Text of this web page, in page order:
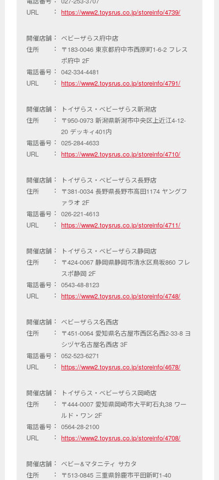
URL
https://www2.toysrus.co.jp/storeinfo/4739/
開催店舗
ベビーザらス府中店
住所
〒183-0046 東京都府中市西原町1-6-2 フレス
ポ府中 2F
電話番号
042-334-4481
URL
https://www2.toysrus.co.jp/storeinfo/4791/
開催店舗
トイザらス・ベビーザらス新潟店
住所
〒950-0973 新潟県新潟市中央区上近江4-12-
20 デッキィ401内
電話番号
025-284-4633
URL
https://www2.toysrus.co.jp/storeinfo/4710/
開催店舗
トイザらス・ベビーザらス長野店
住所
〒381-0034 長野県長野市高田1174 ヤングフ
ァラオ 2F
電話番号
026-221-4613
URL
https://www2.toysrus.co.jp/storeinfo/4711/
開催店舗
トイザらス・ベビーザらス静岡店
住所
〒424-0067 静岡県静岡市清水区鳥坂860 フレ
スポ静岡 2F
電話番号
0543-48-8123
URL
https://www2.toysrus.co.jp/storeinfo/4748/
開催店舗
ベビーザらス名西店
住所
〒451-0064 愛知県名古屋市西区名西2-33-8 ヨ
シヅヤ名古屋名西店 3F
電話番号
052-523-6271
URL
https://www2.toysrus.co.jp/storeinfo/4678/
開催店舗
トイザらス・ベビーザらス岡崎店
住所
〒444-0007 愛知県岡崎市大平町石丸38 ワー
ルド・ワン 2F
電話番号
0564-28-2100
URL
https://www2.toysrus.co.jp/storeinfo/4708/
開催店舗
ベビー&マタニティ サカタ
住所
〒513-0845 三重県鈴鹿市平田新町1-40